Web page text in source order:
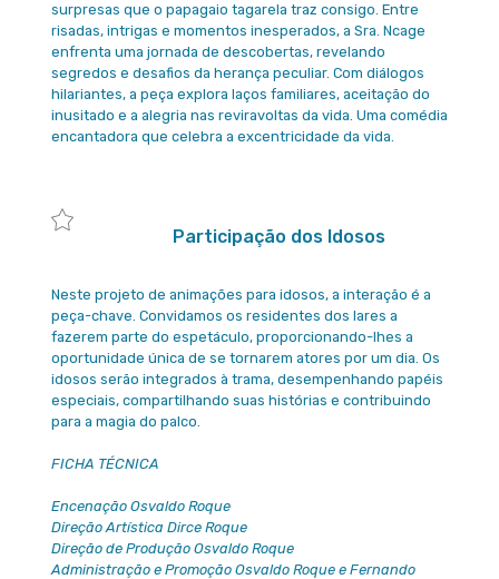
surpresas que o papagaio tagarela traz consigo. Entre
risadas, intrigas e momentos inesperados, a Sra. Ncage
enfrenta uma jornada de descobertas, revelando
segredos e desafios da herança peculiar. Com diálogos
hilariantes, a peça explora laços familiares, aceitação do
inusitado e a alegria nas reviravoltas da vida. Uma comédia
encantadora que celebra a excentricidade da vida.
Participação dos Idosos
Neste projeto de animações para idosos, a interação é a
peça-chave. Convidamos os residentes dos lares a
fazerem parte do espetáculo, proporcionando-lhes a
oportunidade única de se tornarem atores por um dia. Os
idosos serão integrados à trama, desempenhando papéis
especiais, compartilhando suas histórias e contribuindo
para a magia do palco.
FICHA TÉCNICA
Encenação Osvaldo Roque
Direção Artística Dirce Roque
Direção de Produção Osvaldo Roque
Administração e Promoção Osvaldo Roque e Fernando